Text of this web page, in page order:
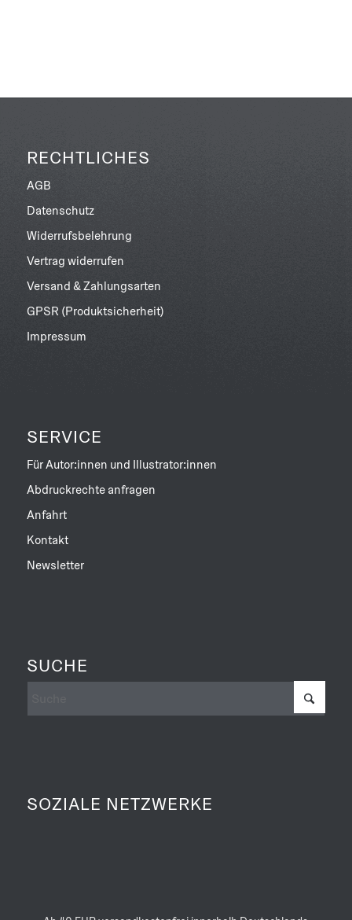
RECHTLICHES
AGB
Datenschutz
Widerrufsbelehrung
Vertrag widerrufen
Versand & Zahlungsarten
GPSR (Produktsicherheit)
Impressum
SERVICE
Für Autor:innen und Illustrator:innen
Abdruckrechte anfragen
Anfahrt
Kontakt
Newsletter
SUCHE
SOZIALE NETZWERKE